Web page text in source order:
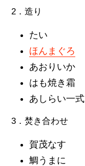
2．造り
たい
ほんまぐろ
あおりいか
はも焼き霜
あしらい一式
3．焚き合わせ
賀茂なす
鯛うまに